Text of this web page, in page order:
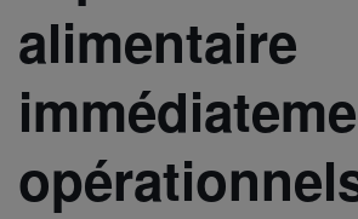
alimentaire